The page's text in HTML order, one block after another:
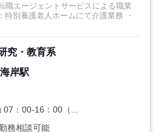
職エージェントサービスによる職業
別養護老人ホームにて介護業務 ・
究・教育系
岸駅
：00-16：00（...
務相談可能